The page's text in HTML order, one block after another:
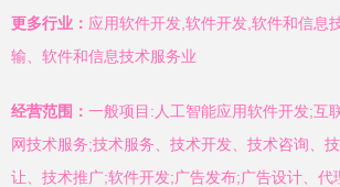
更多行业： 应用软件开发,软件开发,软件和信息
输、软件和信息技术服务业
经营范围： 一般项目:人工智能应用软件开发;互
网技术服务;技术服务、技术开发、技术咨询、
让、技术推广;软件开发;广告发布;广告设计、代